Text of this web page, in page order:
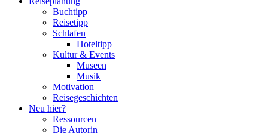
Buchtipp
Reisetipp
Schlafen
Hoteltipp
Kultur & Events
Museen
Musik
Motivation
Reisegeschichten
Neu hier?
Ressourcen
Die Autorin